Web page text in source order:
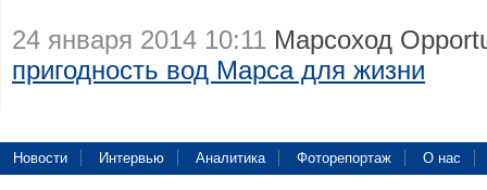
24 января 2014 10:11 Марсоход
пригодность вод Марса для жизни
Новости Интервью Аналитика Фоторепортаж О нас